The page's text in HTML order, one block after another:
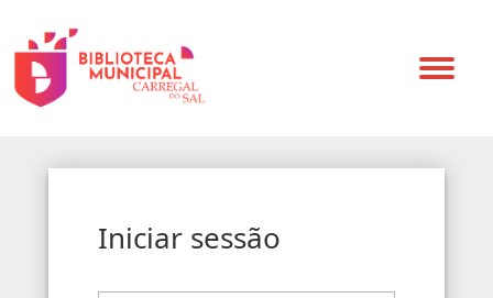
Toggle
Iniciar sessão